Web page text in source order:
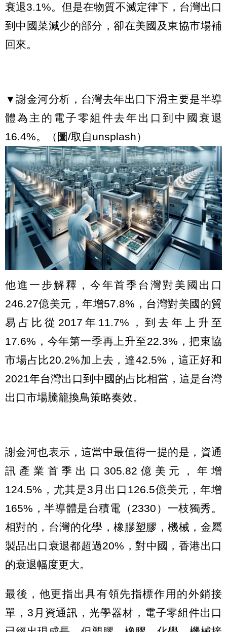
衰退3.1%。但是在物質不滅定律下，台灣出口
到中國菜減少的部分，卻在美國及東協市場補
回來。
▼謝金河分析，台灣去年出口下滑主要是半導
體為主的電子零組件去年出口到中國衰退
16.4%。（圖/取自unsplash）
他進一步解釋，今年首季台灣對美國出口
246.27億美元，年增57.8%，台灣對美國的貿
易占比從2017年11.7%，到去年上升至
17.6%，今年第一季再上升至22.3%，把東協
市場占比20.2%加上去，達42.5%，這正好和
2021年台灣出口到中國的占比相當，這是台灣
出口市場騰籠換鳥策略奏效。
謝金河也表示，這當中最值得一提的是，資通
訊產業首季出口305.82億美元，年增
124.5%，尤其是3月出口126.5億美元，年增
165%，半導體是台積電（2330）一枝獨秀。
相對的，台灣的化學，橡膠塑膠，機械，金屬
製品出口衰退都超過20%，對中國，香港出口
的衰退幅度更大。
最後，他更指出具有領先指標作用的外銷接
單，3月資通訊，光學器材，電子零組件出口